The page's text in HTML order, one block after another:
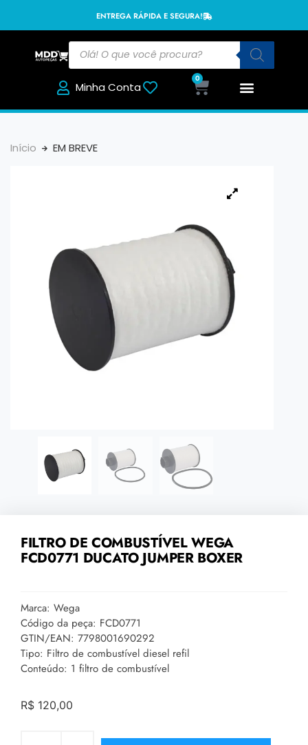
ENTREGA RÁPIDA E SEGURA!
Minha Conta
0
Início EM BREVE
FILTRO DE COMBUSTÍVEL WEGA
FCD0771 DUCATO JUMPER BOXER
Marca: Wega
Código da peça: FCD0771
GTIN/EAN: 7798001690292
Tipo: Filtro de combustível diesel refil
Conteúdo: 1 filtro de combustível
R$ 120,00